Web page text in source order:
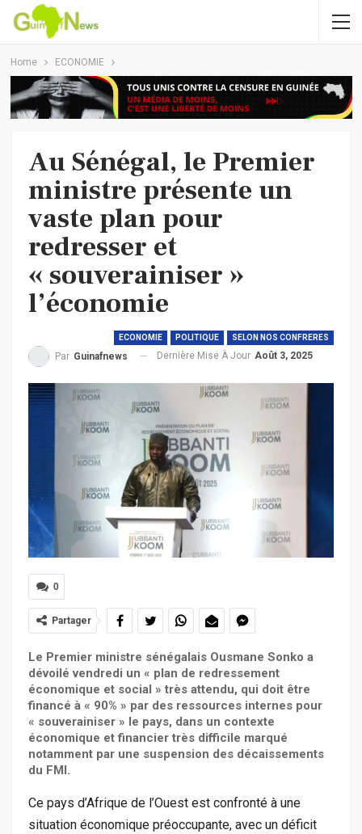
Home ECONOMIE
Au Sénégal, le Premier
ministre présente un
vaste plan pour
redresser et
« souverainiser »
l’économie
ECONOMIE POLITIQUE SELON NOS CONFRERES
Par Guinafnews Dernière Mise À Jour Août 3, 2025
0
Partager
Le Premier ministre sénégalais Ousmane Sonko a
dévoilé vendredi un « plan de redressement
économique et social » très attendu, qui doit être
financé à « 90% » par des ressources internes pour
« souverainiser » le pays, dans un contexte
économique et financier très difficile marqué
notamment par une suspension des décaissements
du FMI.
Ce pays d’Afrique de l’Ouest est confronté à une
situation économique préoccupante, avec un déficit